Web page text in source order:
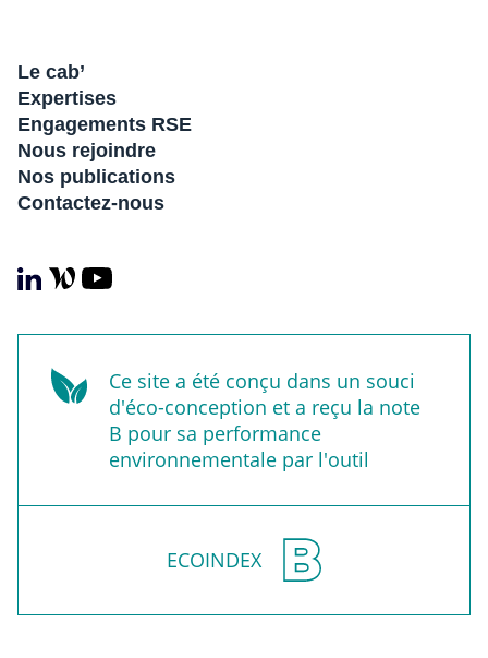
Le cab’
Expertises
Engagements RSE
Nous rejoindre
Nos publications
Contactez-nous
Ce site a été conçu dans un souci
d'éco-conception et a reçu la note
B pour sa performance
environnementale par l'outil
ECOINDEX